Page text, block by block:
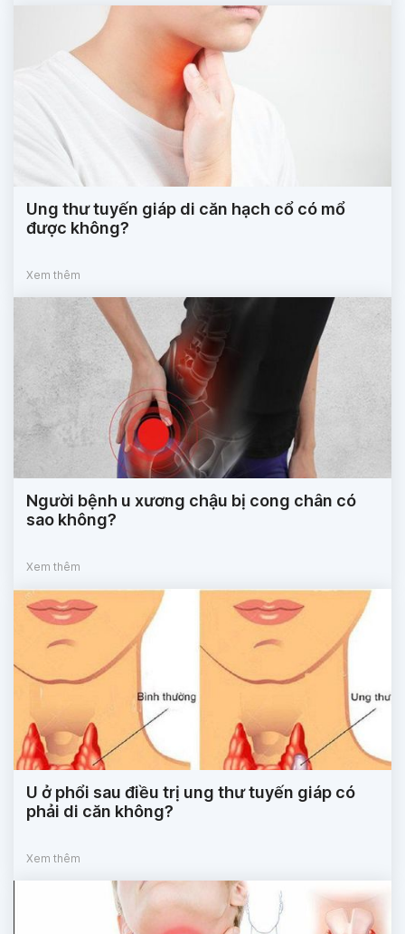
Ung thư tuyến giáp di căn hạch cổ có mổ
được không?
Xem thêm
Người bệnh u xương chậu bị cong chân có
sao không?
Xem thêm
U ở phổi sau điều trị ung thư tuyến giáp có
phải di căn không?
Xem thêm